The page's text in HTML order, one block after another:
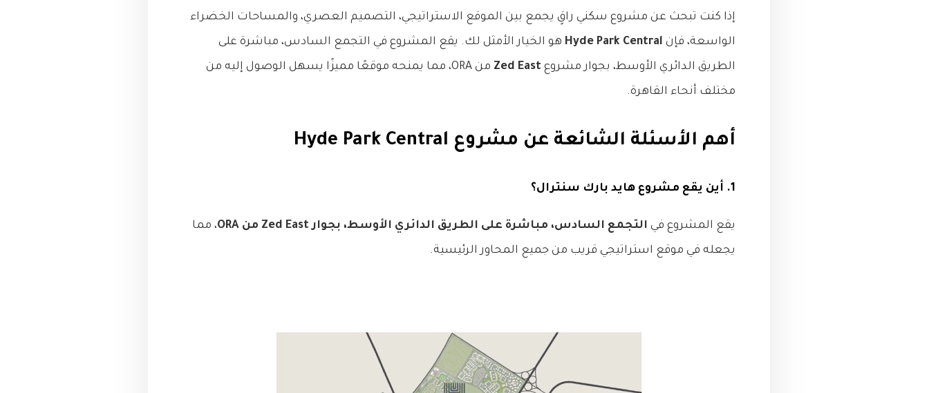
إذا كنت تبحث عن مشروع سكني راقٍ يجمع بين الموقع الاستراتيجي، التصميم العصري، والمساحات الخضراء
الواسعة، فإن Hyde Park Central هو الخيار الأمثل لك. يقع المشروع في التجمع السادس، مباشرة على
الطريق الدائري الأوسط، بجوار مشروع Zed East
من ORA، مما يمنحه موقعًا مميزًا يسهل الوصول إليه من
مختلف أنحاء القاهرة.
أهم الأسئلة الشائعة عن مشروع Hyde Park Central
1. أين يقع مشروع هايد بارك سنترال؟
يقع المشروع في التجمع السادس، مباشرة على الطريق الدائري الأوسط، بجوار Zed East من ORA
، مما
يجعله في موقع استراتيجي قريب من جميع المحاور الرئيسية.